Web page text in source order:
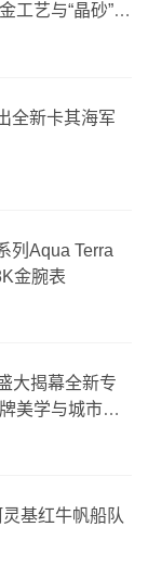
工艺与“晶砂”表
全新卡其海军
列Aqua Terra
金腕表
大揭幕全新专
美学与城市气
基红牛帆船队